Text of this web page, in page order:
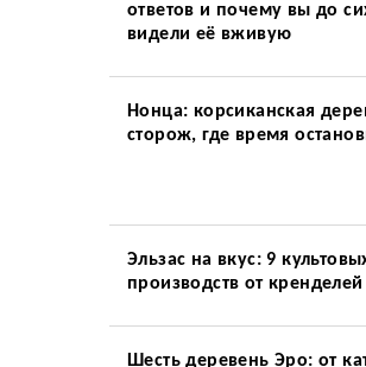
ответов и почему вы до
видели её вживую
Нонца: корсиканская
сторож, где время
Эльзас на вкус: 9
производств от
Шесть деревень Эро: от